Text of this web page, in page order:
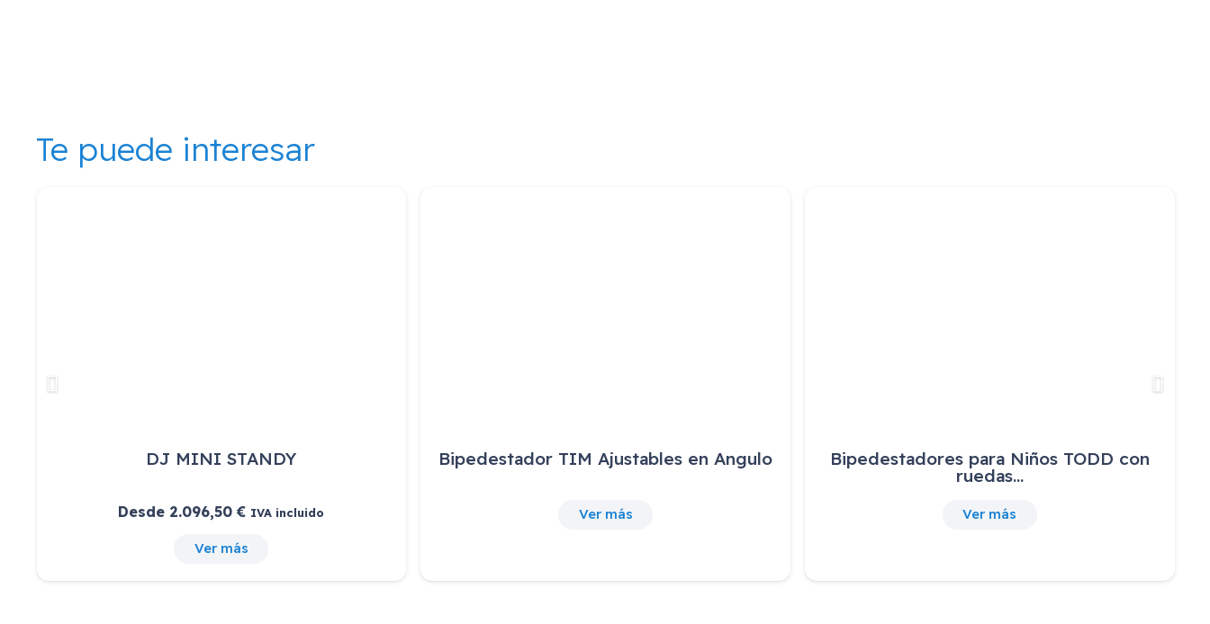
Te puede interesar
DJ MINI STANDY
Desde 2.096,50€ IVA incluido
Ver más
Bipedestador TIM Ajustables en Angulo
Ver más
Bipedestadores para Niños TODD con
ruedas…
Ver más